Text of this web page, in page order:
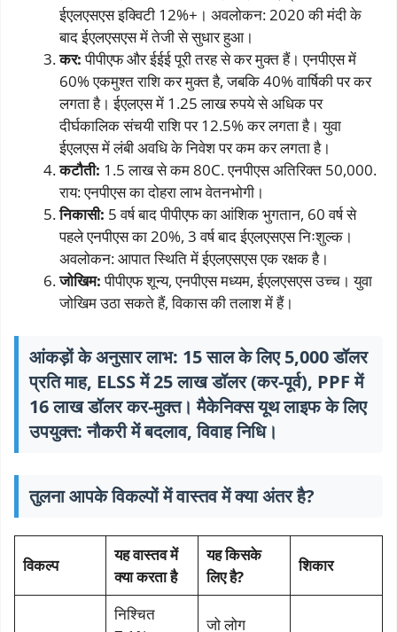
ईएलएसएस इक्विटी 12%+। अवलोकन: 2020 की मंदी के
बाद ईएलएसएस में तेजी से सुधार हुआ।
कर:पीपीएफ और ईईई पूरी तरह से कर मुक्त हैं। एनपीएस में
60% एकमुश्त राशि कर मुक्त है, जबकि 40% वार्षिकी पर कर
लगता है। ईएलएस में 1.25 लाख रुपये से अधिक पर
दीर्घकालिक संचयी राशि पर 12.5% ​​कर लगता है। युवा
ईएलएस में लंबी अवधि के निवेश पर कम कर लगता है।
कटौती: 1.5 लाख से कम 80C. एनपीएस अतिरिक्त 50,000.
राय: एनपीएस का दोहरा लाभ वेतनभोगी।
निकासी: 5 वर्ष बाद पीपीएफ का आंशिक भुगतान, 60 वर्ष से
पहले एनपीएस का 20%, 3 वर्ष बाद ईएलएसएस निःशुल्क।
अवलोकन: आपात स्थिति में ईएलएसएस एक रक्षक है।
जोखिम:पीपीएफ शून्य, एनपीएस मध्यम, ईएलएसएस उच्च। युवा
जोखिम उठा सकते हैं, विकास की तलाश में हैं।
आंकड़ों के अनुसार लाभ: 15 साल के लिए 5,000 डॉलर
प्रति माह, ELSS में 25 लाख डॉलर (कर-पूर्व), PPF में
16 लाख डॉलर कर-मुक्त। मैकेनिक्स यूथ लाइफ के लिए
उपयुक्त: नौकरी में बदलाव, विवाह निधि।
तुलना आपके विकल्पों में वास्तव में क्या अंतर है?
विकल्प
यह वास्तव में
क्या करता है
यह किसके
लिए है?
शिकार
निश्चित
जो लोग